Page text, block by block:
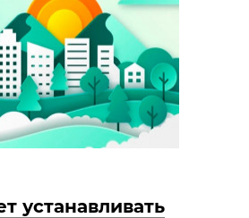
устанавливать